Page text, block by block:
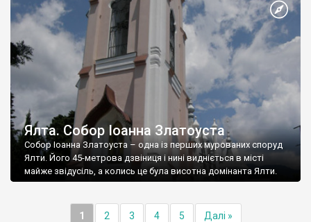
Ялта. Собор Іоанна Златоуста
Собор Іоанна Златоуста – одна із перших мурованих споруд
Ялти. Його 45-метрова дзвіниця і нині видніється в місті
майже звідусіль, а колись це була висотна домінанта Ялти.
1 2 3 4 5 Далі »